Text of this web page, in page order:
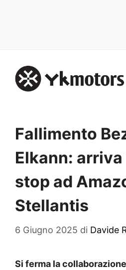
contenuto
Fallimento
Elkann:
stop ad
Stellantis
6 Giugno 2025 di Davide
Si ferma la